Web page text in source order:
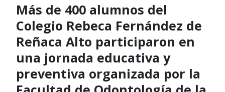
Más de 400 alumnos del
Colegio Rebeca Fernández de
Reñaca Alto participaron en
una jornada educativa y
preventiva organizada por la